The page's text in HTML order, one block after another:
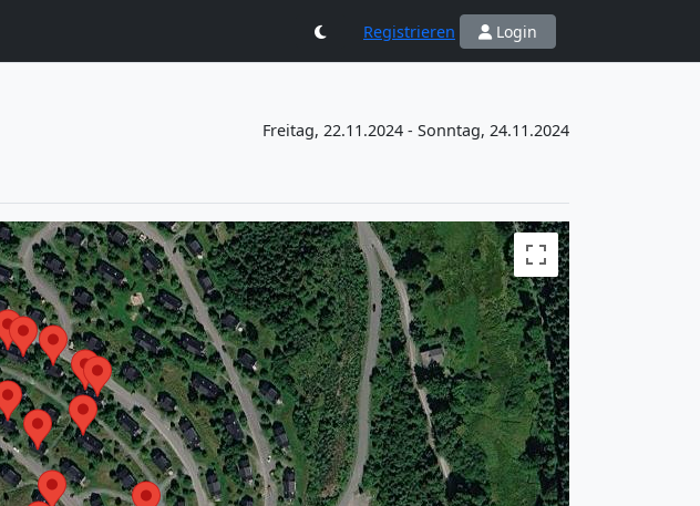
Registrieren Login
Freitag, 22.11.2024 - Sonntag, 24.11.2024